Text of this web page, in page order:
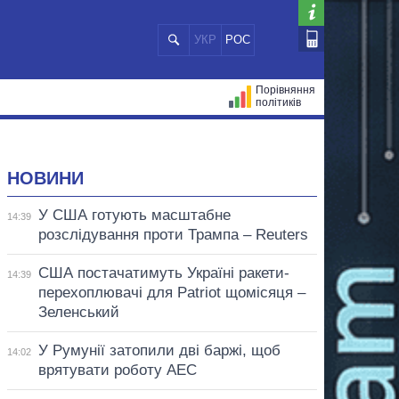
УКР РОС
Порівняння
політиків
НОВИНИ
14:39
У США готують масштабне
розслідування проти Трампа – Reuters
14:39
США постачатимуть Україні ракети-
перехоплювачі для Patriot щомісяця –
Зеленський
14:02
У Румунії затопили дві баржі, щоб
врятувати роботу АЕС